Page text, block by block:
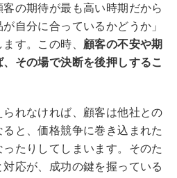
の期待が最も高い時期だから
自分に合っているかどうか」
す。この時、 顧客の不安や期
その場で決断を後押しするこ
れなければ、顧客は他社との
と、価格競争に巻き込まれた
たりしてしまいます。そのた
応が、成功の鍵を握っている